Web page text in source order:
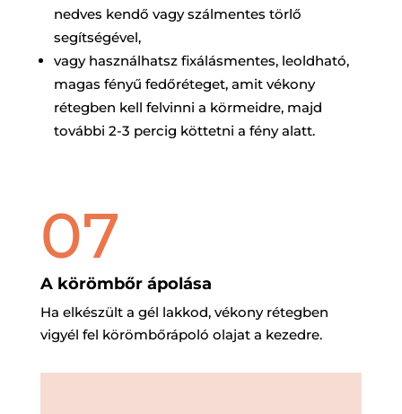
nedves kendő vagy szálmentes törlő
segítségével,
vagy használhatsz fixálásmentes, leoldható,
magas fényű fedőréteget, amit vékony
rétegben kell felvinni a körmeidre, majd
további 2-3 percig köttetni a fény alatt.
07
A körömbőr ápolása
Ha elkészült a gél lakkod, vékony rétegben
vigyél fel körömbőrápoló olajat a kezedre.